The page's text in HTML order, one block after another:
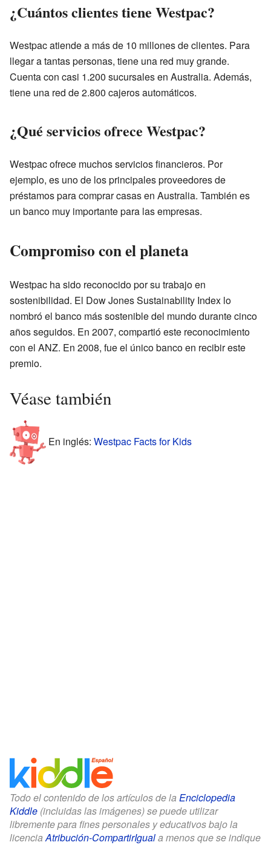
¿Cuántos clientes tiene Westpac?
Westpac atiende a más de 10 millones de clientes. Para
llegar a tantas personas, tiene una red muy grande.
Cuenta con casi 1.200 sucursales en Australia. Además,
tiene una red de 2.800 cajeros automáticos.
¿Qué servicios ofrece Westpac?
Westpac ofrece muchos servicios financieros. Por
ejemplo, es uno de los principales proveedores de
préstamos para comprar casas en Australia. También es
un banco muy importante para las empresas.
Compromiso con el planeta
Westpac ha sido reconocido por su trabajo en
sostenibilidad. El Dow Jones Sustainability Index lo
nombró el banco más sostenible del mundo durante cinco
años seguidos. En 2007, compartió este reconocimiento
con el ANZ. En 2008, fue el único banco en recibir este
premio.
Véase también
En inglés: Westpac Facts for Kids
Todo el contenido de los artículos de la Enciclopedia
Kiddle (incluidas las imágenes) se puede utilizar
libremente para fines personales y educativos bajo la
licenciaAtribución-CompartirIguala menos que se indique